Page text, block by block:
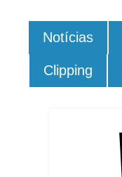
Notícias
Clipping